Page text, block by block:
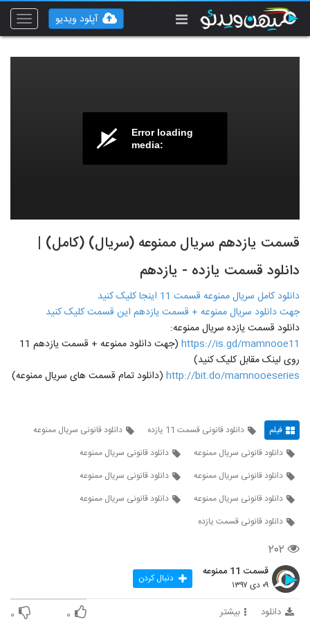
Toggle
آپلود ویدیو
Error loading
media:
قسمت یازدهم سریال ممنوعه (سریال) (کامل) |
دانلود قسمت یازده - یازدهم
دانلود کامل سریال ممنوعه قسمت 11 اینجا کلیک کنید
جهت دانلود سریال ممنوعه + قسمت یازدهم این قسمت کلیک کنید
دانلود قسمت یازده سریال ممنوعه:
https://is.gd/mamnooe11
(جهت دانلود ممنوعه + قسمت یازدهم 11
روی لینک مقابل کلیک کنید)
http://bit.do/mamnooeseries (دانلود تمام قسمت های سریال ممنوعه)
فیلم دانلود قانونی قسمت 11 یازده
دانلود قانونی سریال ممنوعه
دانلود قانونی سریال ممنوعه
دانلود قانونی سریال ممنوعه
دانلود قانونی سریال ممنوعه
دانلود قانونی سریال ممنوعه
دانلود قانونی سریال ممنوعه
دانلود قانونی سریال ممنوعه
دانلود قانونی قسمت یازده
۲۰۲
قسمت 11 ممنوعه
۰۹ دی ۱۳۹۷ دنبال کردن
دانلود بیشتر ۰ ۰